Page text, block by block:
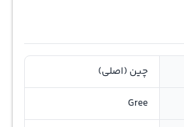
چین (اصلی)
Gree